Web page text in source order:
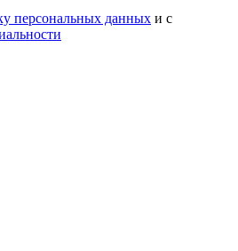
персональных данных и с